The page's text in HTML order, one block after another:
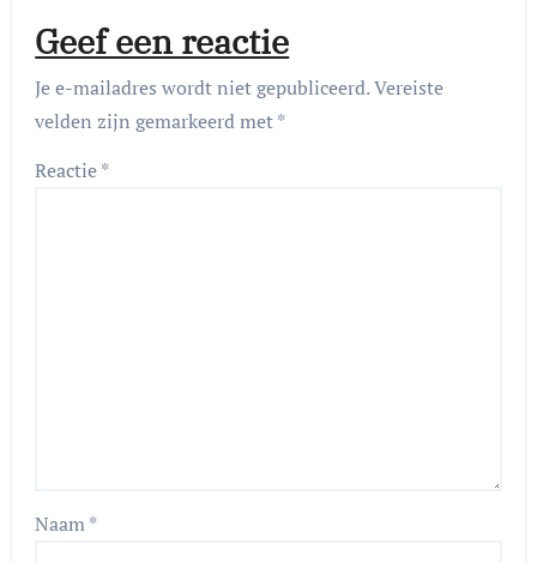
Geef een reactie
Je e-mailadres wordt niet gepubliceerd.Vereiste
velden zijn gemarkeerd met*
Reactie*
Naam*